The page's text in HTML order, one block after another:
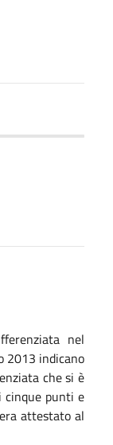
nel
2013 indicano
che si è
cinque punti e
attestato al